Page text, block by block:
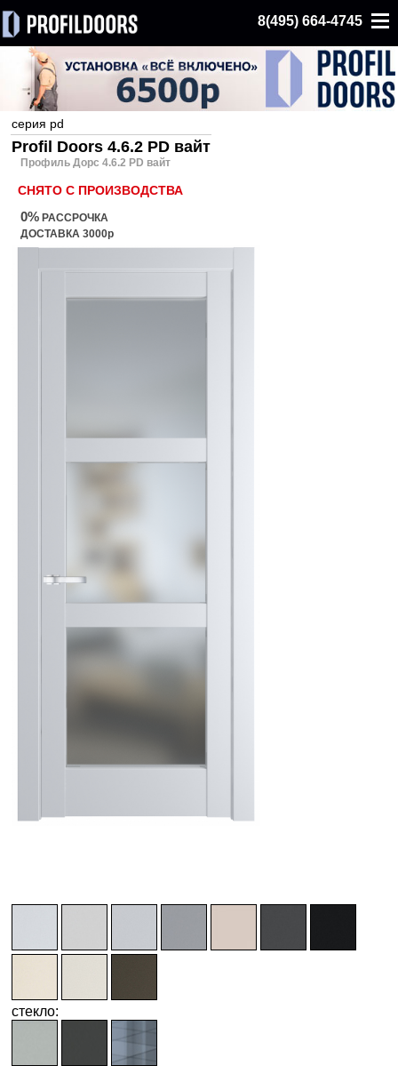
8(495) 664-4745
серия pd
Profil Doors 4.6.2 PD вайт
Профиль Дорс 4.6.2 PD вайт
СНЯТО С ПРОИЗВОДСТВА
0% РАССРОЧКА
ДОСТАВКА 3000р
стекло: